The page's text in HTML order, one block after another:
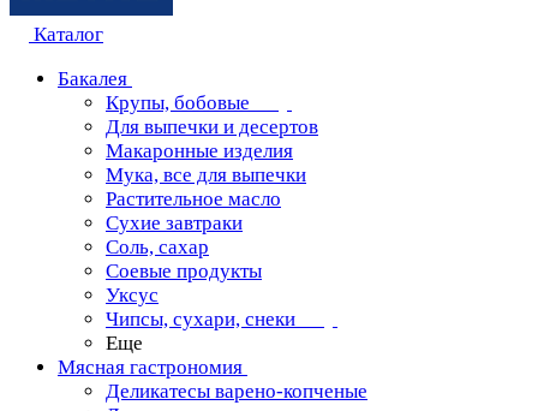
Каталог
Бакалея
Крупы, бобовые
Для выпечки и десертов
Макаронные изделия
Мука, все для выпечки
Растительное масло
Сухие завтраки
Соль, сахар
Соевые продукты
Уксус
Чипсы, сухари, снеки
Еще
Мясная гастрономия
Деликатесы варено-копченые